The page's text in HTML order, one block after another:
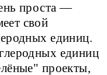
проста ―
свой
единиц.
единиц
проекты,